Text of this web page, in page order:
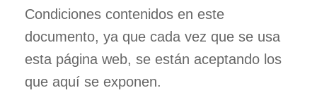
PONENTES
INFORMACIÓN
ÚTIL
Condiciones contenidos en este
documento, ya que cada vez que se usa
esta página web, se están aceptando los
que aquí se exponen.